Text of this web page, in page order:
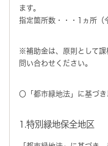
ます。
指定箇所数・・・1ヵ所（
※補助金は、原則として課
問い合わせください。
〇「都市緑地法」に基づき
1.特別緑地保全地区